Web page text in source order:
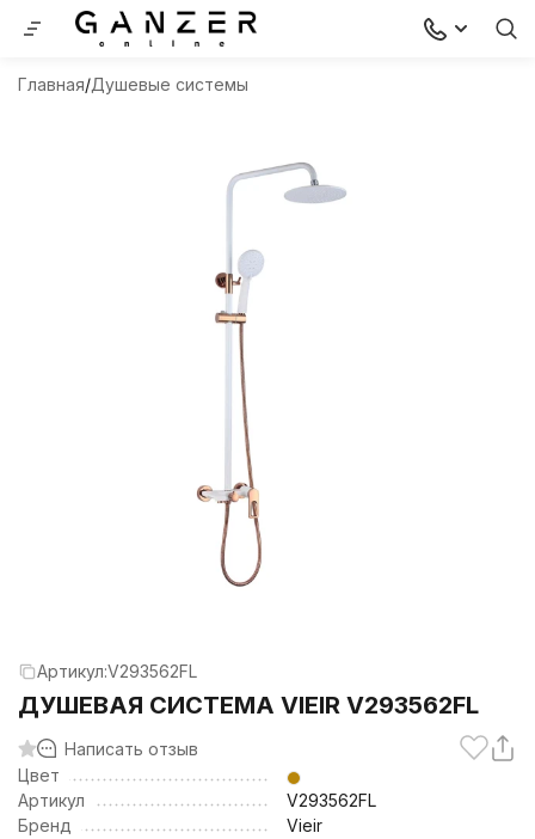
Главная Душевые системы
Артикул:V293562FL
ДУШЕВАЯ СИСТЕМА VIEIR V293562FL
Написать отзыв
Цвет
Артикул
V293562FL
Бренд
Vieir